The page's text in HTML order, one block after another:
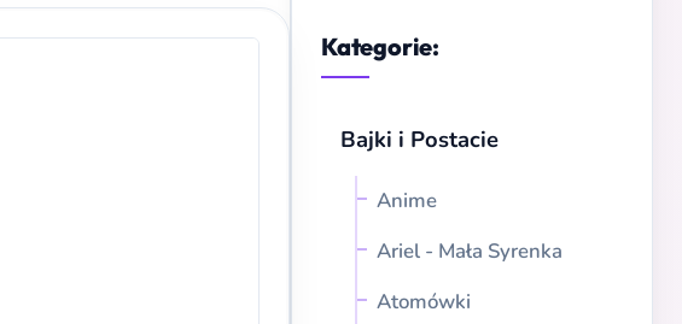
Kategorie:
Bajki i Postacie
Anime
Ariel - Mała Syrenka
Atomówki